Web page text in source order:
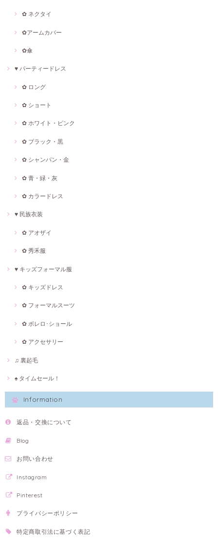
✿ ネクタイ
✿アームカバー
✿傘
♥ パーティードレス
✿ ロング
✿ ショート
✿ ホワイト・ピンク
✿ ブラック・黒
✿ シャンパン・金
✿ 青・緑・灰
✿ カラードレス
♥ 民族衣装
✿ アオザイ
✿ 秀禾服
♥ キッズフォーマル服
✿ キッズドレス
✿ フォーマルスーツ
✿ ボレロ･ショール
✿ アクセサリー
♫ 裏起毛
♠ タイムセール！
Information
返品・交換について
Blog
お問い合わせ
Instagram
Pinterest
プライバシーポリシー
特定商取引法に基づく表記